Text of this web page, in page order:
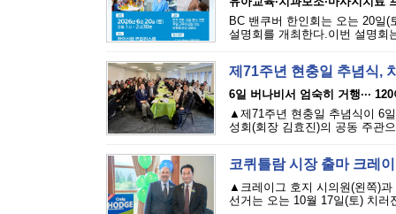
BC 밴쿠버 한인회는 오는 20일(
설명회를 개최한다.이번 설명회
제71주년 현충일 추념식,
6일 버나비서 엄숙히 거행···
▲제71주년 현충일 추념식이 6
성회(회장 김효진)의 공동 주관
코퀴틀람 시장 출마 크레
▲크레이그 호지 시의원(왼쪽)
선거는 오는 10월 17일(토) 치